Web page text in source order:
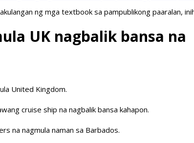
ng mga textbook sa pampublikong paaralan,
UK nagbalik bansa na
United Kingdom.
cruise ship na nagbalik bansa kahapon.
na nagmula naman sa Barbados.